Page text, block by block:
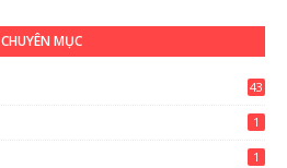
CHUYÊN MỤC
43
1
1